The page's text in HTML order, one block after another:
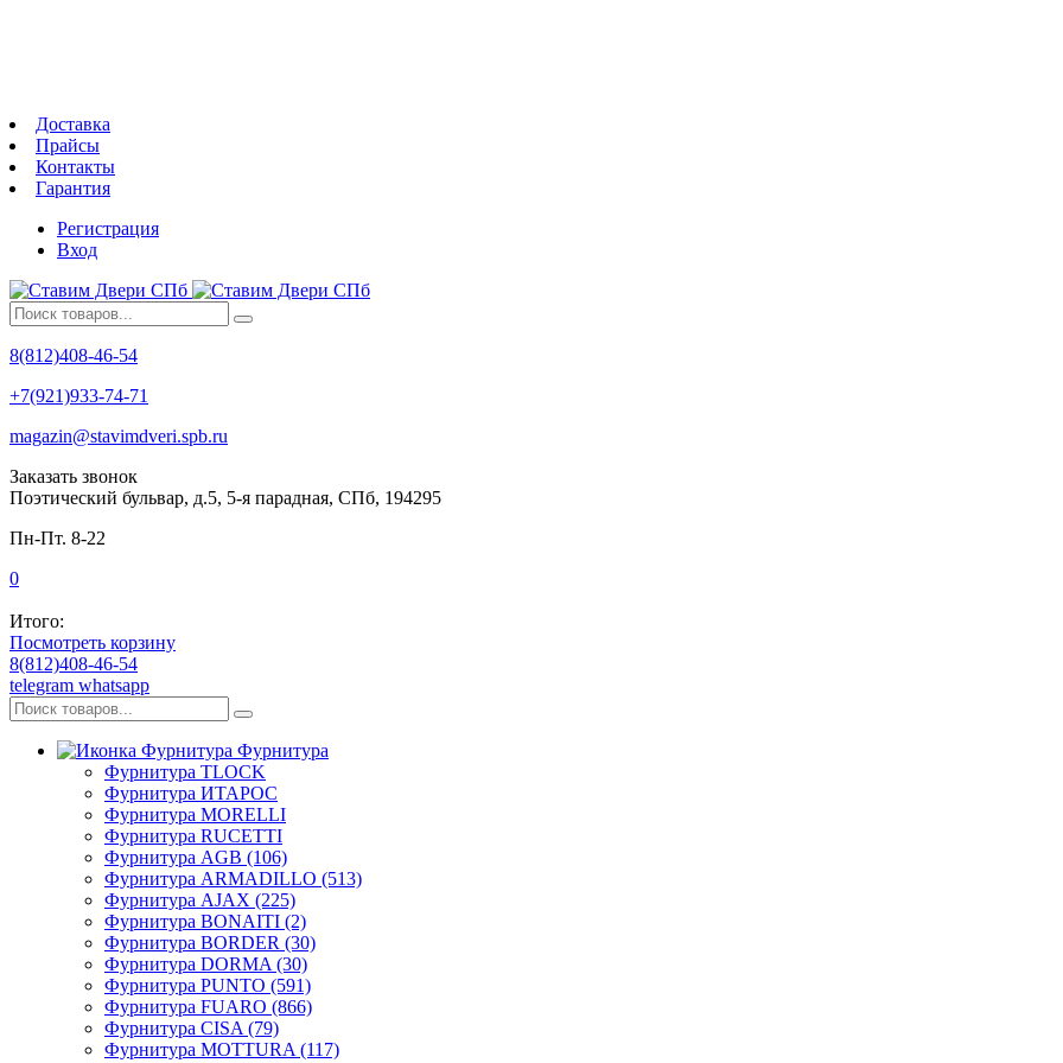
Доставка
Прайсы
Контакты
Гарантия
Регистрация
Вход
8(812)408-46-54
+7(921)933-74-71
magazin@stavimdveri.spb.ru
Заказать звонок
Поэтический бульвар, д.5, 5-я парадная, СПб, 194295
Пн-Пт. 8-22
0
Итого:
Посмотреть корзину
8(812)408-46-54
telegram whatsapp
Фурнитура
Фурнитура TLOCK
Фурнитура ИТАРОС
Фурнитура MORELLI
Фурнитура RUCETTI
Фурнитура AGB (106)
Фурнитура ARMADILLO (513)
Фурнитура AJAX (225)
Фурнитура BONAITI (2)
Фурнитура BORDER (30)
Фурнитура DORMA (30)
Фурнитура PUNTO (591)
Фурнитура FUARO (866)
Фурнитура CISA (79)
Фурнитура MOTTURA (117)